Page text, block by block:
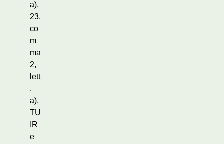
a),
23,
co
m
ma
2,
lett
.
a),
TU
IR
e